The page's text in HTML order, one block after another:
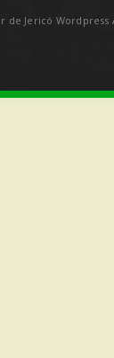
de Jericó